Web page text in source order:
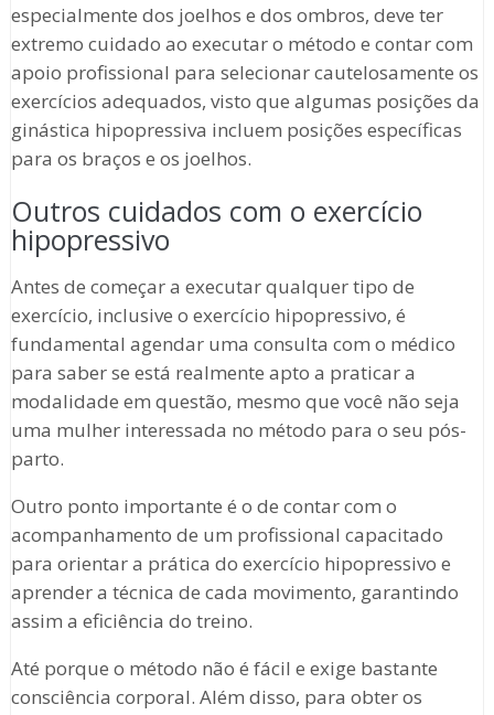
especialmente dos joelhos e dos ombros, deve ter
extremo cuidado ao executar o método e contar com
apoio profissional para selecionar cautelosamente os
exercícios adequados, visto que algumas posições da
ginástica hipopressiva incluem posições específicas
para os braços e os joelhos.
Outros cuidados com o exercício
hipopressivo
Antes de começar a executar qualquer tipo de
exercício, inclusive o exercício hipopressivo, é
fundamental agendar uma consulta com o médico
para saber se está realmente apto a praticar a
modalidade em questão, mesmo que você não seja
uma mulher interessada no método para o seu pós-
parto.
Outro ponto importante é o de contar com o
acompanhamento de um profissional capacitado
para orientar a prática do exercício hipopressivo e
aprender a técnica de cada movimento, garantindo
assim a eficiência do treino.
Até porque o método não é fácil e exige bastante
consciência corporal. Além disso, para obter os